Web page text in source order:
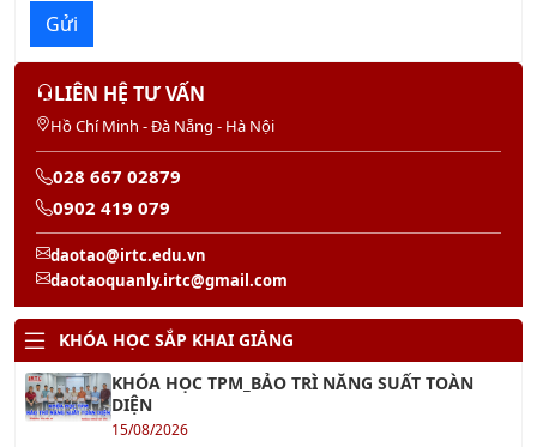
Gửi
LIÊN HỆ TƯ VẤN
Hồ Chí Minh - Đà Nẵng - Hà Nội
028 667 02879
0902 419 079
daotao@irtc.edu.vn
daotaoquanly.irtc@gmail.com
KHÓA HỌC SẮP KHAI GIẢNG
KHÓA HỌC TPM_BẢO TRÌ NĂNG SUẤT TOÀN
DIỆN
15/08/2026